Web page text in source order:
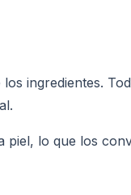
ingredientes.
lo que los